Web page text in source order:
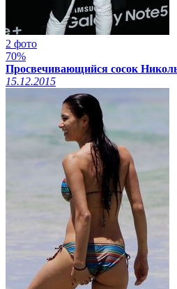
2 фото
70%
Просвечивающийся сосок
15.12.2015